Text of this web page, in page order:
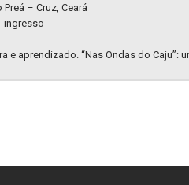
– Cruz, Ceará
ingresso
e aprendizado. “Nas Ondas do Caju”: